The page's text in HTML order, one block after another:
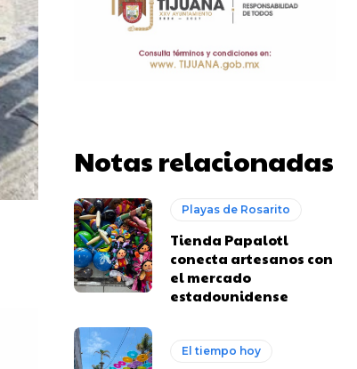
Notas relacionadas
Playas de Rosarito
Tienda Papalotl
conecta artesanos con
el mercado
estadounidense
El tiempo hoy